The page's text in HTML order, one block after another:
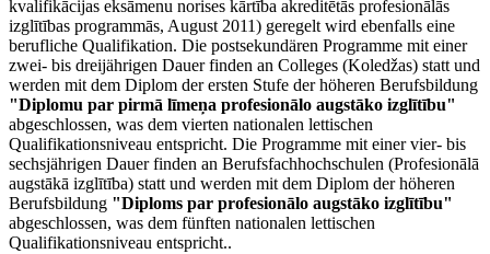
kvalifikācijas eksāmenu norises kārtība akreditētās profesionālās
izglītības programmās, August 2011) geregelt wird ebenfalls eine
berufliche Qualifikation. Die postsekundären Programme mit einer
zwei- bis dreijährigen Dauer finden an Colleges (Koledžas) statt und
werden mit dem Diplom der ersten Stufe der höheren Berufsbildung
"Diplomu par pirmā līmeņa profesionālo augstāko izglītību"
abgeschlossen, was dem vierten nationalen lettischen
Qualifikationsniveau entspricht. Die Programme mit einer vier- bis
sechsjährigen Dauer finden an Berufsfachhochschulen (Profesionālā
augstākā izglītība) statt und werden mit dem Diplom der höheren
Berufsbildung "Diploms par profesionālo augstāko izglītību"
abgeschlossen, was dem fünften nationalen lettischen
Qualifikationsniveau entspricht..